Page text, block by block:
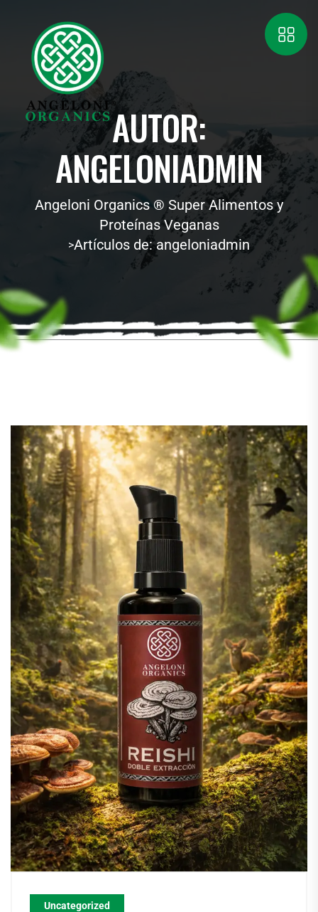
AUTOR:
ANGELONIADMIN
Angeloni Organics ® Super Alimentos y
Proteínas Veganas
>Artículos de: angeloniadmin
Uncategorized